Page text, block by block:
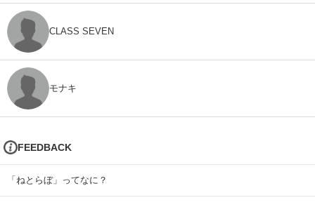
CLASS SEVEN
モナキ
FEEDBACK
「ねとらぼ」ってなに？